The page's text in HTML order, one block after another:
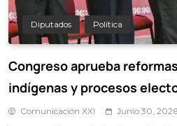
Diputados Política
Congreso aprueba
indígenas y procesos
Comunicación XXI Junio 30, 2026